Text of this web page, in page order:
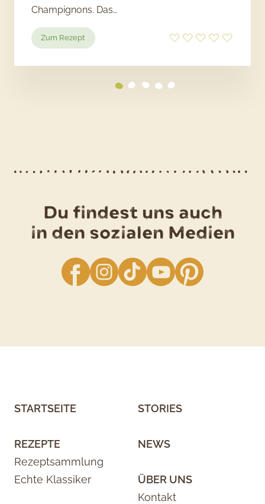
Champignons. Das…
Zum Rezept
Roastbeef
Kartoffeln
Du findest uns auch
in den sozialen Medien
facebookInstagram
TikTok YouTube
STARTSEITE
REZEPTE
Rezeptsammlung
Echte Klassiker
STORIES
NEWS
ÜBER UNS
Kontakt